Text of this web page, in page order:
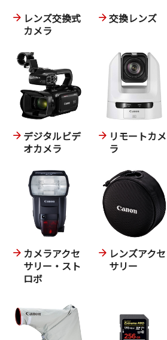
レンズ交換式
カメラ
交換レンズ
デジタルビデ
オカメラ
リモートカメ
ラ
カメラアクセ
サリー・スト
ロボ
レンズアクセ
サリー